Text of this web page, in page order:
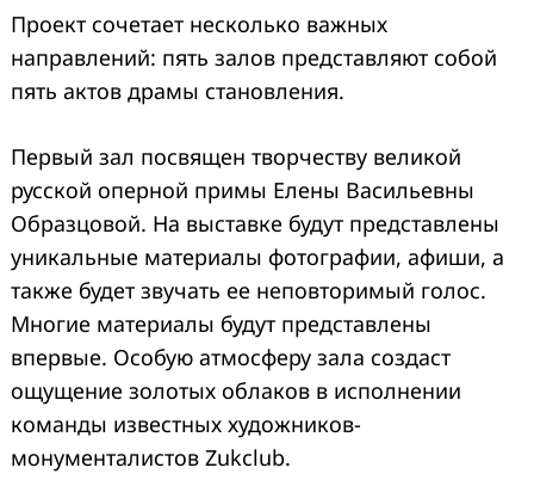
Проект сочетает несколько важных
направлений: пять залов представляют собой
пять актов драмы становления.
Первый зал посвящен творчеству великой
русской оперной примы Елены Васильевны
Образцовой. На выставке будут представлены
уникальные материалы фотографии, афиши, а
также будет звучать ее неповторимый голос.
Многие материалы будут представлены
впервые. Особую атмосферу зала создаст
ощущение золотых облаков в исполнении
команды известных художников-
монументалистов Zukclub.